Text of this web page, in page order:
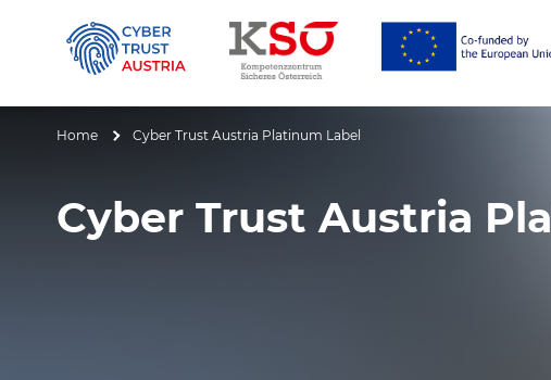
Alles über NIS 2 & DORA
Home Cyber Trust Austria Platinum Label
Cyber Trust Austria